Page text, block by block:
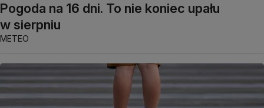
Pogoda na 16 dni. To nie koniec upału
w sierpniu
METEO